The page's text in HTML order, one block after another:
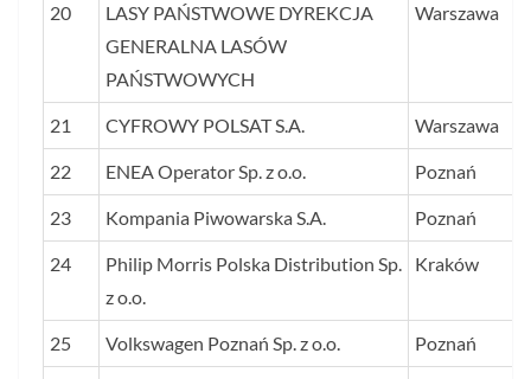
20
LASY PAŃSTWOWE DYREKCJA
GENERALNA LASÓW
PAŃSTWOWYCH
Warszawa
21 CYFROWY POLSAT S.A. Warszawa
22 ENEA Operator Sp. z o.o. Poznań
23 Kompania Piwowarska S.A. Poznań
24
Philip Morris Polska Distribution Sp.
z o.o.
Kraków
25 Volkswagen Poznań Sp. z o.o. Poznań